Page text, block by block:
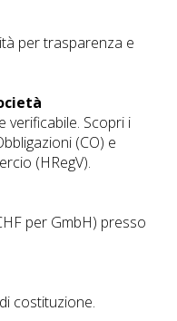
per trasparenza e
verificabile. Scopri i
(CO) e
(HRegV).
per GmbH) presso
costituzione.